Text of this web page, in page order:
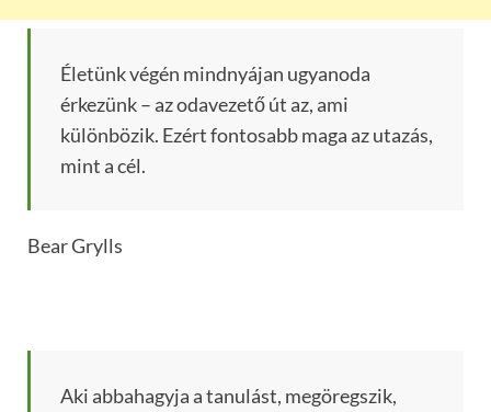
Életünk végén mindnyájan ugyanoda
érkezünk – az odavezető út az, ami
különbözik. Ezért fontosabb maga az utazás,
mint a cél.
Bear Grylls
Aki abbahagyja a tanulást, megöregszik,